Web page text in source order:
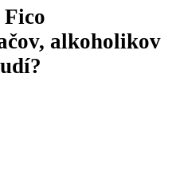
alkoholikov